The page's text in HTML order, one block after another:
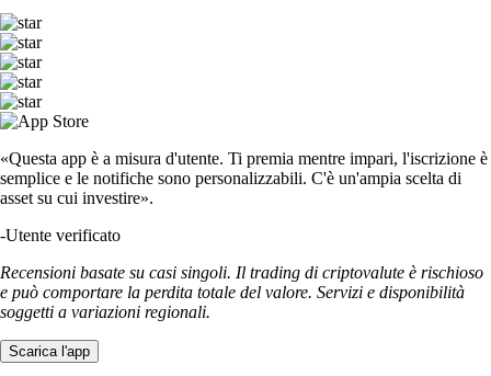
«Questa app è a misura d'utente. Ti premia mentre impari, l'iscrizione è
semplice e le notifiche sono personalizzabili. C'è un'ampia scelta di
asset su cui investire».
-Utente verificato
Recensioni basate su casi singoli. Il trading di criptovalute è rischioso
e può comportare la perdita totale del valore. Servizi e disponibilità
soggetti a variazioni regionali.
Scarica l'app